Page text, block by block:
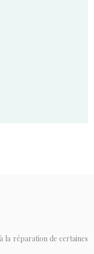
la réparation de certaines